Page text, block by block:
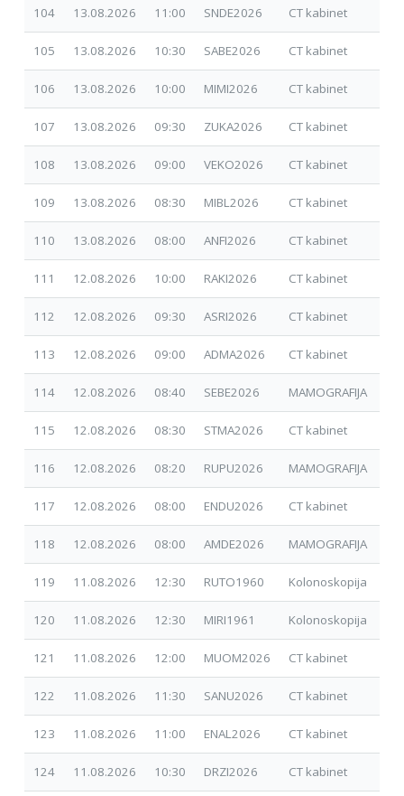
104 13.08.2026 11:00 SNDE2026 CT kabinet
105 13.08.2026 10:30 SABE2026 CT kabinet
106 13.08.2026 10:00 MIMI2026 CT kabinet
107 13.08.2026 09:30 ZUKA2026 CT kabinet
108 13.08.2026 09:00 VEKO2026 CT kabinet
109 13.08.2026 08:30 MIBL2026 CT kabinet
110 13.08.2026 08:00 ANFI2026 CT kabinet
111 12.08.2026 10:00 RAKI2026 CT kabinet
112 12.08.2026 09:30 ASRI2026 CT kabinet
113 12.08.2026 09:00 ADMA2026 CT kabinet
114 12.08.2026 08:40 SEBE2026 MAMOGRAFIJA
115 12.08.2026 08:30 STMA2026 CT kabinet
116 12.08.2026 08:20 RUPU2026 MAMOGRAFIJA
117 12.08.2026 08:00 ENDU2026 CT kabinet
118 12.08.2026 08:00 AMDE2026 MAMOGRAFIJA
119 11.08.2026 12:30 RUTO1960 Kolonoskopija
120 11.08.2026 12:30 MIRI1961 Kolonoskopija
121 11.08.2026 12:00 MUOM2026 CT kabinet
122 11.08.2026 11:30 SANU2026 CT kabinet
123 11.08.2026 11:00 ENAL2026 CT kabinet
124 11.08.2026 10:30 DRZI2026 CT kabinet